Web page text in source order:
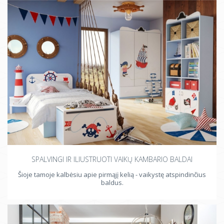
SPALVINGI IR ILIUSTRUOTI VAIKŲ KAMBARIO BALDAI
Šioje tamoje kalbėsiu apie pirmąjį kelią - vaikystę atspindinčius
baldus.